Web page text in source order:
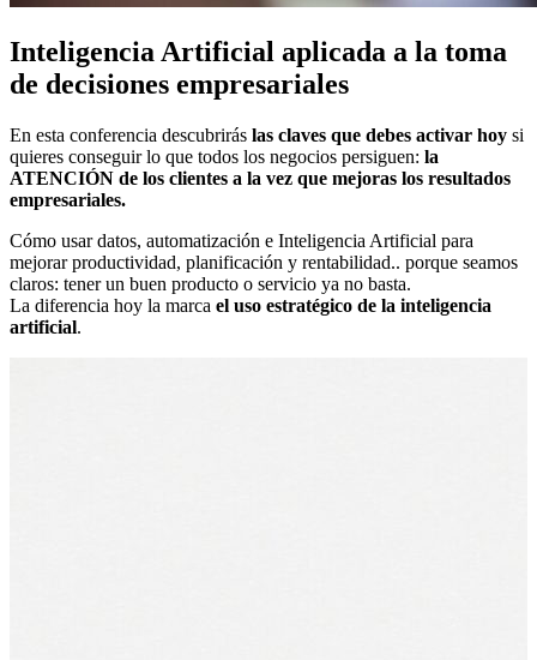
Inteligencia Artificial aplicada a la toma
de decisiones empresariales
En esta conferencia descubrirás las claves que debes activar hoy si
quieres conseguir lo que todos los negocios persiguen: la
ATENCIÓN de los clientes a la vez que mejoras los resultados
empresariales.
Cómo usar datos, automatización e Inteligencia Artificial para
mejorar productividad, planificación y rentabilidad.. porque seamos
claros: tener un buen producto o servicio ya no basta.
La diferencia hoy la marca el uso estratégico de la inteligencia
artificial.